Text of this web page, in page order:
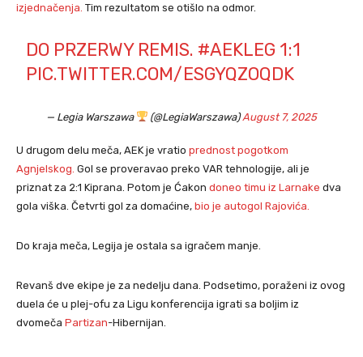
izjednačenja. Tim rezultatom se otišlo na odmor.
DO PRZERWY REMIS. #AEKLEG 1:1
PIC.TWITTER.COM/ESGYQZOQDK
— Legia Warszawa (@LegiaWarszawa)August 7, 2025
U drugom delu meča, AEK je vratio prednost pogotkom
Agnjelskog. Gol se proveravao preko VAR tehnologije, ali je
priznat za 2:1 Kiprana. Potom je Ćakon doneo timu iz Larnake dva
gola viška. Četvrti gol za domaćine, bio je autogol Rajovića.
Do kraja meča, Legija je ostala sa igračem manje.
Revanš dve ekipe je za nedelju dana. Podsetimo, poraženi iz ovog
duela će u plej-ofu za Ligu konferencija igrati sa boljim iz
dvomeča Partizan-Hibernijan.